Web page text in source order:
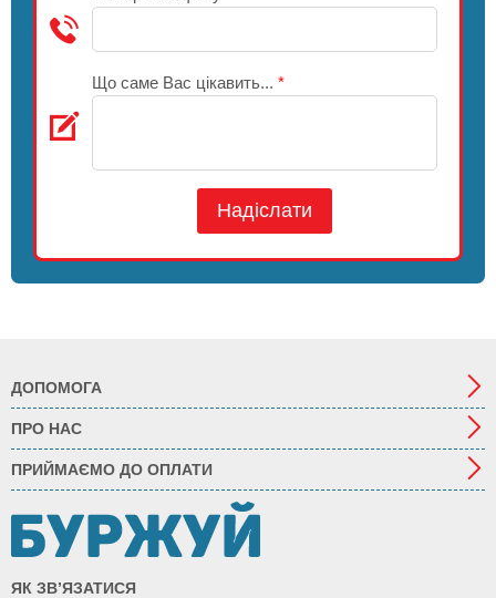
Що саме Вас цікавить... *
Надіслати
ДОПОМОГА
ПРО НАС
ПРИЙМАЄМО ДО ОПЛАТИ
ЯК ЗВ’ЯЗАТИСЯ